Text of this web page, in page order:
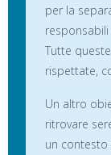
per la
responsabili
Tutte
rispettate,
Un altro
ritrovare
un contesto